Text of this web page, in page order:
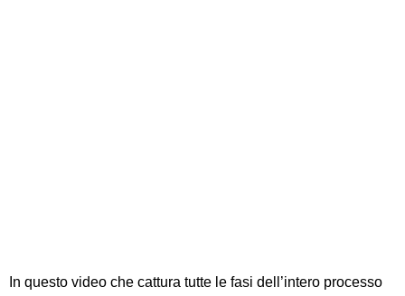
In questo video che cattura tutte le fasi dell’intero processo